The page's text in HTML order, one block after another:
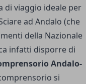
di viaggio ideale per
ad Andalo (che
della Nazionale
infatti disporre di
Andalo-
si